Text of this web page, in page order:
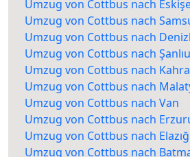
Umzug von Cottbus nach
Umzug von Cottbus nach
Umzug von Cottbus nach
Umzug von Cottbus nach
Umzug von Cottbus nach
Umzug von Cottbus nach
Umzug von Cottbus nach Van
Umzug von Cottbus nach
Umzug von Cottbus nach Elazığ
Umzug von Cottbus nach